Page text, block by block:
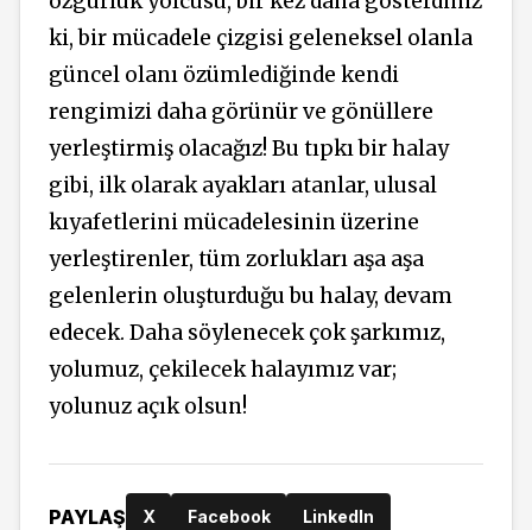
ki, bir mücadele çizgisi geleneksel olanla
güncel olanı özümlediğinde kendi
rengimizi daha görünür ve gönüllere
yerleştirmiş olacağız! Bu tıpkı bir halay
gibi, ilk olarak ayakları atanlar, ulusal
kıyafetlerini mücadelesinin üzerine
yerleştirenler, tüm zorlukları aşa aşa
gelenlerin oluşturduğu bu halay, devam
edecek. Daha söylenecek çok şarkımız,
yolumuz, çekilecek halayımız var;
yolunuz açık olsun!
PAYLAŞ X Facebook LinkedIn